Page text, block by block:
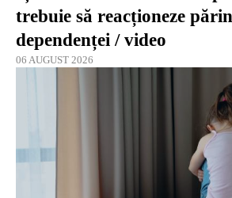
trebuie să reacționeze
dependenței / video
06 AUGUST 2026